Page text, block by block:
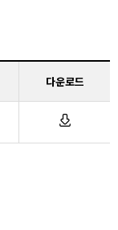
다운로드